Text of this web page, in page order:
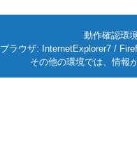
動作確認環
ブラウザ: InternetExplorer7 /
その他の環境では、情報